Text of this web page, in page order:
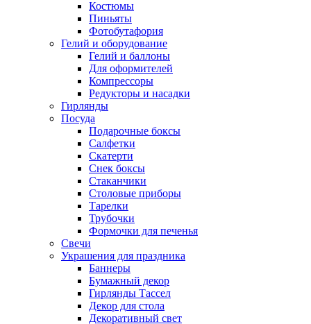
Костюмы
Пиньяты
Фотобутафория
Гелий и оборудование
Гелий и баллоны
Для оформителей
Компрессоры
Редукторы и насадки
Гирлянды
Посуда
Подарочные боксы
Салфетки
Скатерти
Снек боксы
Стаканчики
Столовые приборы
Тарелки
Трубочки
Формочки для печенья
Свечи
Украшения для праздника
Баннеры
Бумажный декор
Гирлянды Тассел
Декор для стола
Декоративный свет